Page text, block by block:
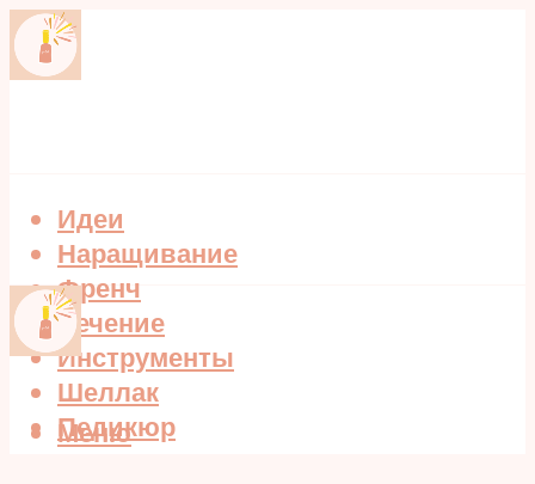
Идеи
Наращивание
Френч
Лечение
Инструменты
Шеллак
Педикюр
Меню